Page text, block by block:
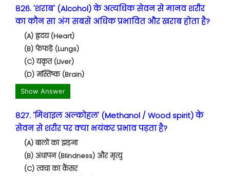
826. 'शराब' (Alcohol) के अत्यधिक सेवन से मानव शरीर
का कौन सा अंग सबसे अधिक प्रभावित और खराब होता है?
(A) हृदय (Heart)
(B) फेफड़े (Lungs)
(C) यकृत (Liver)
(D) मस्तिष्क (Brain)
Show Answer
827. 'मिथाइल अल्कोहल' (Methanol / Wood spirit) के
सेवन से शरीर पर क्या भयंकर प्रभाव पड़ता है?
(A) बालों का झड़ना
(B) अंधापन (Blindness) और मृत्यु
(C) त्वचा का कैंसर